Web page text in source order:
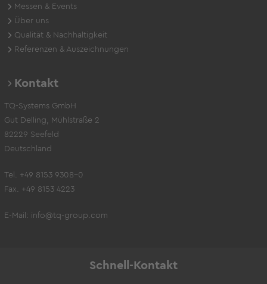
Messen & Events
Über uns
Qualität & Nachhaltigkeit
Referenzen & Auszeichnungen
Kontakt
TQ-Systems GmbH
Gut Delling, Mühlstraße 2
82229 Seefeld
Deutschland
Tel. +49 8153 9308-0
Fax. +49 8153 4223
E-Mail: info@tq-group.com
Schnell-Kontakt